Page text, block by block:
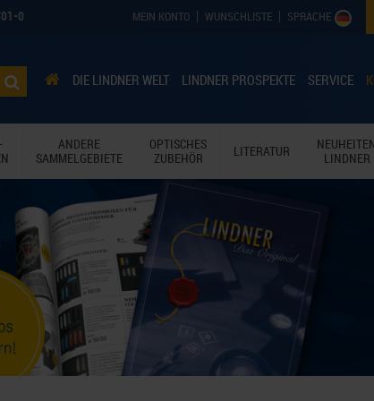
0 MEIN KONTO WUNSCHLISTE SPRACHE
DIE LINDNER WELT LINDNER PROSPEKTE SERVICE
ANDERE
SAMMELGEBIETE
OPTISCHES
ZUBEHÖR
LITERATUR
LINDNER